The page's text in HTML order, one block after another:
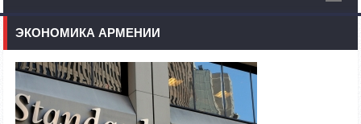
ЭКОНОМИКА АРМЕНИИ